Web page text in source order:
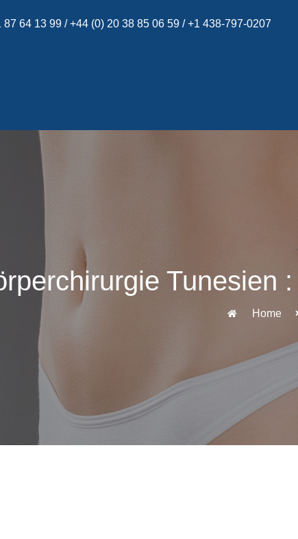
87 64 13 99 / +44 (0) 20 38 85 06 59 / +1 438-797-0207
Tunesien
Home